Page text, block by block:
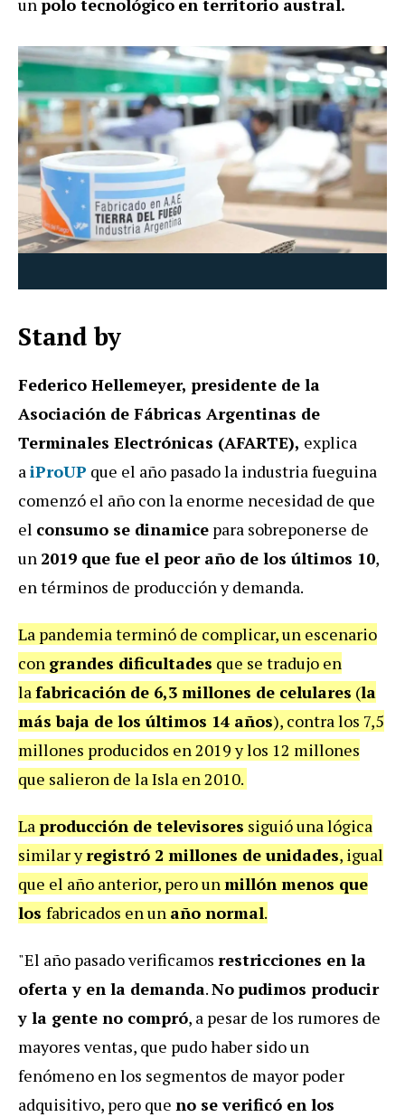
unpolo tecnológico en territorio austral.
Stand by
Federico Hellemeyer, presidente de la
Asociación de Fábricas Argentinas de
Terminales Electrónicas (AFARTE), explica
aiProUP que el año pasado la industria fueguina
comenzó el año con la enorme necesidad de que
el consumo se dinamice para sobreponerse de
un 2019 que fue el peor año de los últimos 10,
en términos de producción y demanda.
La pandemia terminó de complicar, un escenario
con grandes dificultades que se tradujo en
lafabricación de 6,3 millones de celulares (la
más baja de los últimos 14 años), contra los 7,5
millones producidos en 2019 y los 12 millones
que salieron de la Isla en 2010.
Laproducción de televisores siguió una lógica
similar yregistró 2 millones de unidades, igual
que el año anterior, pero unmillón menos que
los fabricados en un año normal.
"El año pasado verificamos restricciones en la
oferta y en la demanda.Nopudimos producir
y la gente no compró, a pesar de los rumores de
mayores ventas, que pudo haber sido un
fenómeno en los segmentos de mayor poder
adquisitivo, pero que no se verificó en los